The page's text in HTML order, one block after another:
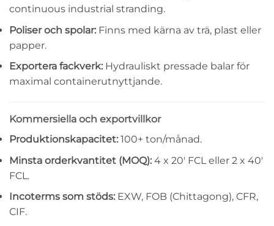
continuous industrial stranding.
Poliser och spolar: Finns med kärna av trä, plast eller
papper.
Exportera fackverk: Hydrauliskt pressade balar för
maximal containerutnyttjande.
Kommersiella och exportvillkor
Produktionskapacitet: 100+ ton/månad.
Minsta orderkvantitet (MOQ): 4 x 20′ FCL eller 2 x 40′
FCL.
Incoterms som stöds: EXW, FOB (Chittagong), CFR,
CIF.